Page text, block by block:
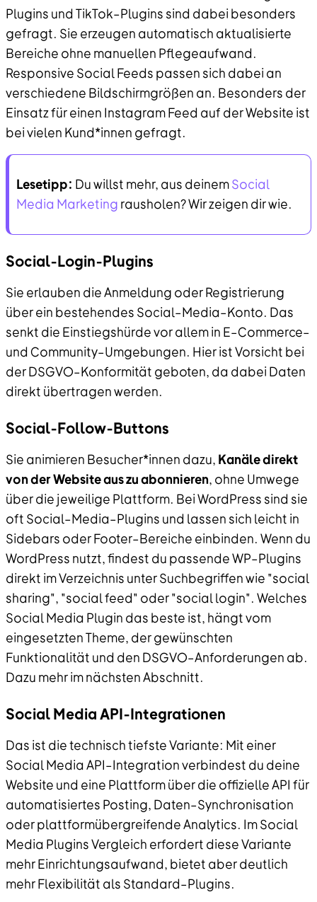
Plugins und TikTok–Plugins sind dabei besonders
gefragt. Sie erzeugen automatisch aktualisierte
Bereiche ohne manuellen Pflegeaufwand.
Responsive Social Feeds passen sich dabei an
verschiedene Bildschirmgrößen an. Besonders der
Einsatz für einen Instagram Feed auf der Website ist
bei vielen Kund*innen gefragt.
Lesetipp: Du willst mehr, aus deinemSocial
Media Marketing rausholen? Wir zeigen dir wie.
Social-Login-Plugins
Sie erlauben die Anmeldung oder Registrierung
über ein bestehendes Social–Media–Konto. Das
senkt die Einstiegshürde vor allem in E–Commerce–
und Community–Umgebungen. Hier ist Vorsicht bei
der DSGVO–Konformität geboten, da dabei Daten
direkt übertragen werden.
Social-Follow-Buttons
Sie animieren Besucher*innen dazu, Kanäle direkt
von der Website aus zu abonnieren, ohne Umwege
über die jeweilige Plattform. Bei WordPress sind sie
oft Social–Media–Plugins und lassen sich leicht in
Sidebars oder Footer–Bereiche einbinden. Wenn du
WordPress nutzt, findest du passende WP–Plugins
direkt im Verzeichnis unter Suchbegriffen wie "social
sharing", "social feed" oder "social login". Welches
Social Media Plugin das beste ist, hängt vom
eingesetzten Theme, der gewünschten
Funktionalität und den DSGVO–Anforderungen ab.
Dazu mehr im nächsten Abschnitt.
Social Media API-Integrationen
Das ist die technisch tiefste Variante: Mit einer
Social Media API–Integration verbindest du deine
Website und eine Plattform über die offizielle API für
automatisiertes Posting, Daten–Synchronisation
oder plattformübergreifende Analytics. Im Social
Media Plugins Vergleich erfordert diese Variante
mehr Einrichtungsaufwand, bietet aber deutlich
mehr Flexibilität als Standard–Plugins.